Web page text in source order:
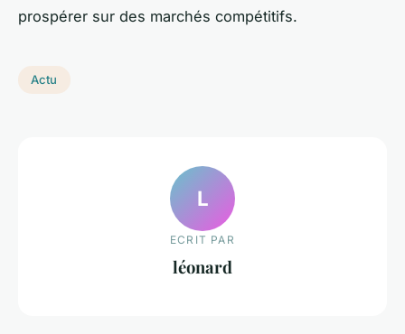
prospérer sur des marchés compétitifs.
Actu
L
ECRIT PAR
léonard